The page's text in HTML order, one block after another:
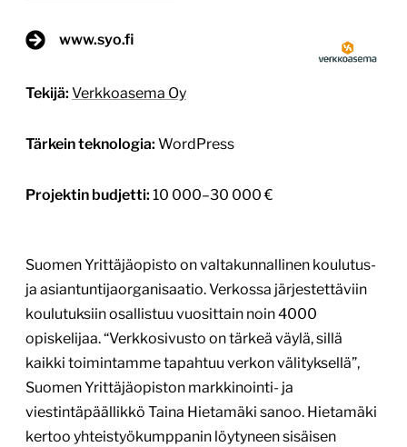
www.syo.fi
Tekijä: Verkkoasema Oy
Tärkein teknologia: WordPress
Projektin budjetti: 10 000–30 000 €
Suomen Yrittäjäopisto on valtakunnallinen koulutus-
ja asiantuntijaorganisaatio. Verkossa järjestettäviin
koulutuksiin osallistuu vuosittain noin 4000
opiskelijaa. “Verkkosivusto on tärkeä väylä, sillä
kaikki toimintamme tapahtuu verkon välityksellä”,
Suomen Yrittäjäopiston markkinointi- ja
viestintäpäällikkö Taina Hietamäki sanoo. Hietamäki
kertoo yhteistyökumppanin löytyneen sisäisen